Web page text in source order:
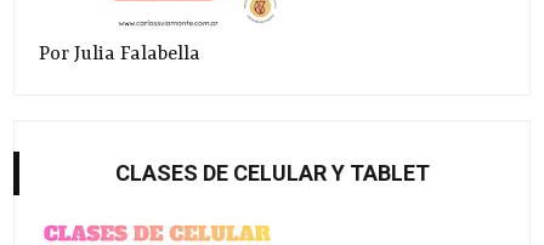
Por Julia Falabella
CLASES DE CELULAR Y TABLET